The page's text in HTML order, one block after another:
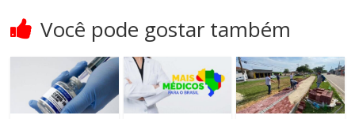
Você pode gostar também